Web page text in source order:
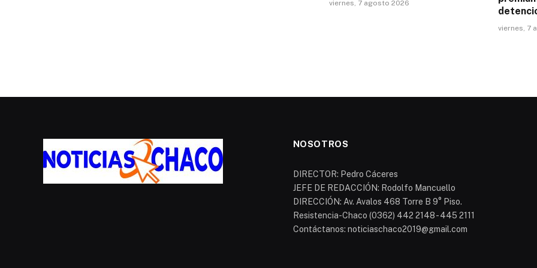
viernes, 7 agosto 2026
viernes, 7
NOSOTROS
DIRECTOR: Pedro Cáceres
JEFE DE REDACCIÓN: Rodolfo Mancuello
DIRECCIÓN: Av. Avalos 468 Torre B 9° Piso.
Resistencia-Chaco (0362) 442 2148 - 445 2111
Contáctanos: noticiaschaco2019@gmail.com